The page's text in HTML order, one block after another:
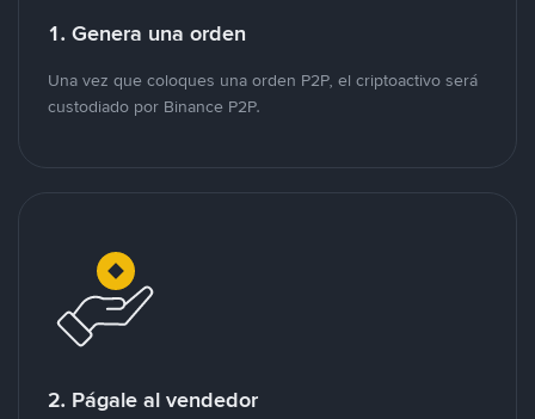
1. Genera una orden
Una vez que coloques una orden P2P, el criptoactivo será
custodiado por Binance P2P.
2. Págale al vendedor